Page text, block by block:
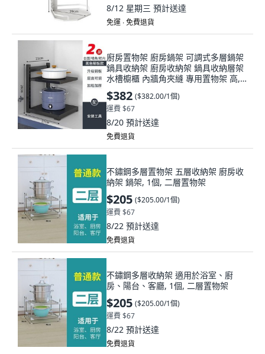
8/12 星期三 預計送達
免運 ∙ 免費退貨
廚房置物架 廚房鍋架 可調式多層鍋架
鍋具收納架 廚房收納架 鍋具收納層架
水槽櫥櫃 內牆角夾縫 專用置物架 高, 1
個, 陞級加厚層闆 防落灰 兩層 高26,黑
色旂艦款鍋架+層間距可調節, 黑色, 兩
層, 高26
$382 ($382.00/1個)
運費 $67
8/20 預計送達
免費退貨
不鏽鋼多層置物架 五層收納架 廚房收
納架 鍋架, 1個, 二層置物架
$205 ($205.00/1個)
運費 $67
8/22 預計送達
免費退貨
不鏽鋼多層收納架 適用於浴室、廚
房、陽台、客廳, 1個, 二層置物架
$205 ($205.00/1個)
運費 $67
8/22 預計送達
免費退貨